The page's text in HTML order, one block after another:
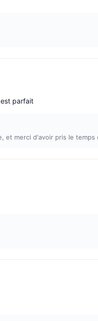
parfait
et merci d'avoir pris le